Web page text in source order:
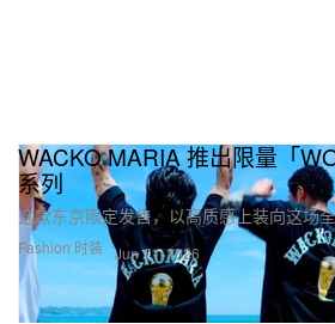
Fashion 时装
WACKO MARIA 推出限量「
系列
这款东京限定发售，以高质感上装向这场
Jun 11, 2026